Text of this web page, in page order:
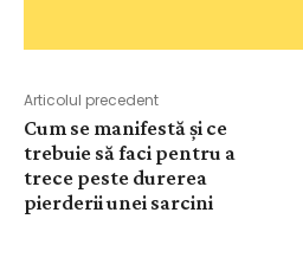
Articolul precedent
Cum se manifestă și ce
trebuie să faci pentru a
trece peste durerea
pierderii unei sarcini